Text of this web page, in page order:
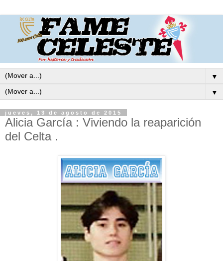
▼
▼
jueves, 13 de agosto de 2015
Alicia García : Viviendo la reaparición
del Celta .